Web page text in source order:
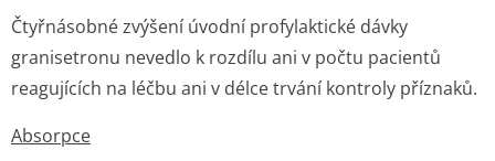
Čtyřnásobné zvýšení úvodní profylaktické dávky
granisetronu nevedlo k rozdílu ani v počtu pacientů
reagujících na léčbu ani v délce trvání kontroly příznaků.
Absorpce